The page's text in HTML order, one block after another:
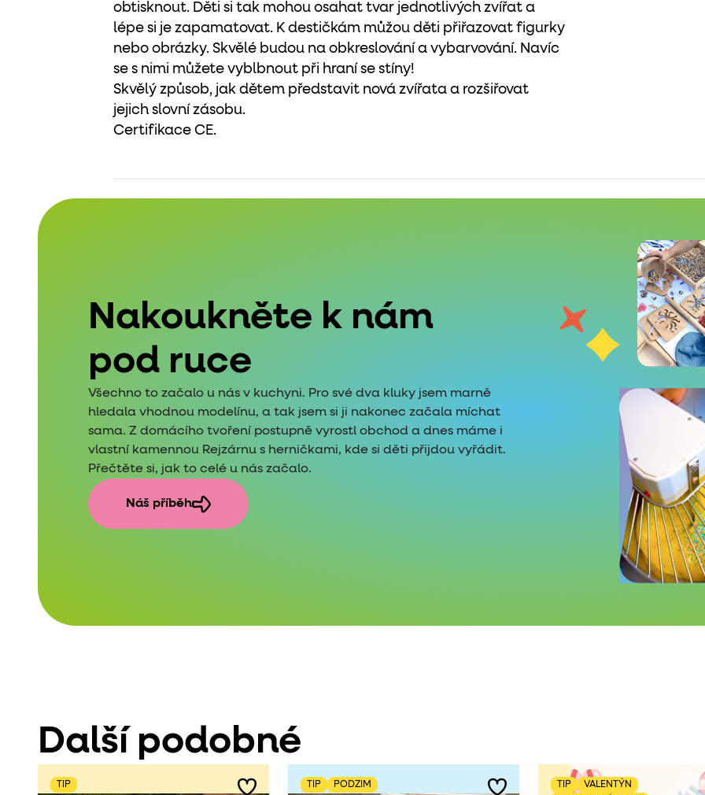
obtisknout. Děti si tak mohou osahat tvar jednotlivých zvířat a
lépe si je zapamatovat. K destičkám můžou děti přiřazovat figurky
nebo obrázky. Skvělé budou na obkreslování a vybarvování. Navíc
se s nimi můžete vyblbnout při hraní se stíny!
Skvělý způsob, jak dětem představit nová zvířata a rozšiřovat
jejich slovní zásobu.
Certifikace CE.
Nakoukněte k nám
pod ruce
Všechno to začalo u nás v kuchyni. Pro své dva kluky jsem marně
hledala vhodnou modelínu, a tak jsem si ji nakonec začala míchat
sama. Z domácího tvoření postupně vyrostl obchod a dnes máme i
vlastní kamennou Rejzárnu s herničkami, kde si děti přijdou vyřádit.
Přečtěte si, jak to celé u nás začalo.
Náš příběh
Další podobné
TIP TIP PODZIM TIP
VALENTÝN